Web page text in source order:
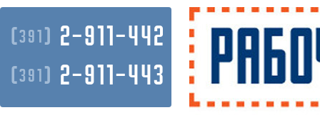
(391) 2-911-442
(391) 2-911-443